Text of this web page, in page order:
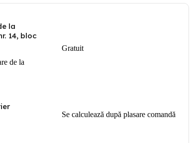
la
14, bloc
de la
Gratuit
Se calculează după plasare comandă